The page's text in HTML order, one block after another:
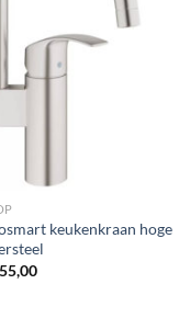
keukenkraan hoge
Huidige